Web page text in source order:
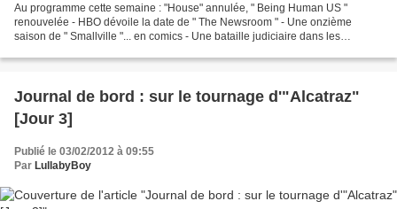
Au programme cette semaine : "House" annulée, " Being Human US "
renouvelée - HBO dévoile la date de " The Newsroom " - Une onzième
saison de " Smallville "... en comics - Une bataille judiciaire dans les
Journal de bord : sur le tournage d'"Alcatraz"
[Jour 3]
Publié le 03/02/2012 à 09:55
Par LullabyBoy